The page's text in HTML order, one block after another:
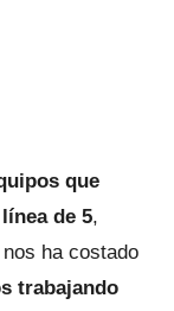
que
de 5,
ha costado
trabajando